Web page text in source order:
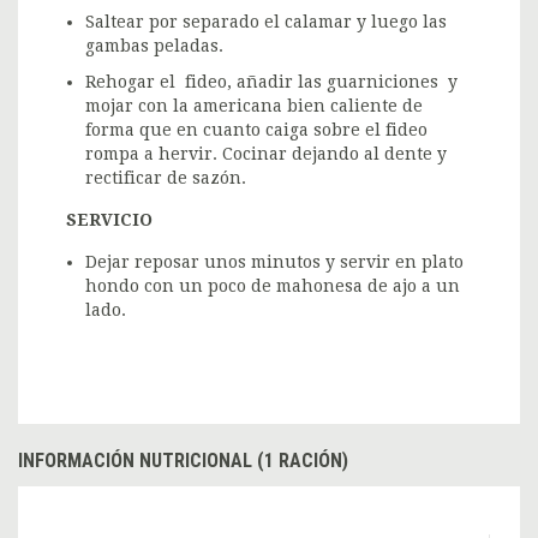
Saltear por separado el calamar y luego las
gambas peladas.
Rehogar el fideo, añadir las guarniciones y
mojar con la americana bien caliente de
forma que en cuanto caiga sobre el fideo
rompa a hervir. Cocinar dejando al dente y
rectificar de sazón.
SERVICIO
Dejar reposar unos minutos y servir en plato
hondo con un poco de mahonesa de ajo a un
lado.
INFORMACIÓN NUTRICIONAL (1 RACIÓN)